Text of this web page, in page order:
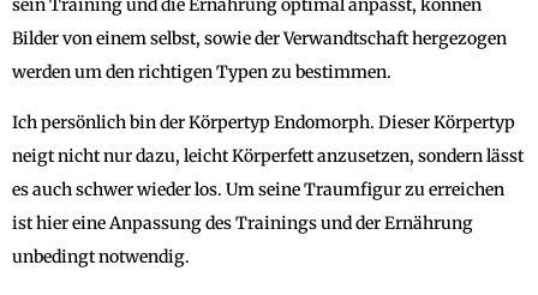
sein Training und die Ernährung optimal anpasst, können
Bilder von einem selbst, sowie der Verwandtschaft hergezogen
werden um den richtigen Typen zu bestimmen.
Ich persönlich bin der Körpertyp Endomorph. Dieser Körpertyp
neigt nicht nur dazu, leicht Körperfett anzusetzen, sondern lässt
es auch schwer wieder los. Um seine Traumfigur zu erreichen
ist hier eine Anpassung des Trainings und der Ernährung
unbedingt notwendig.